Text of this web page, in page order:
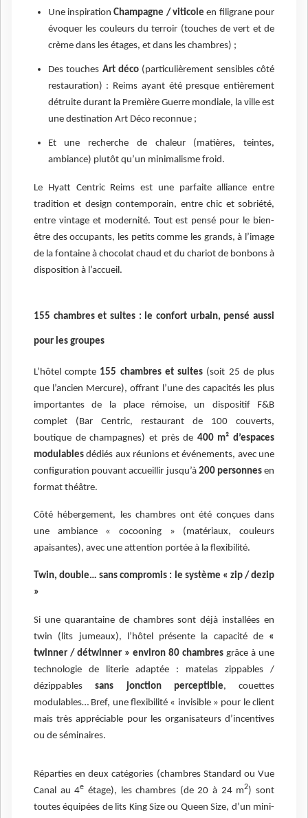
Une inspirationChampagne / viticole en filigrane pour
évoquer les couleurs du terroir (touches de vert et de
crème dans les étages, et dans les chambres) ;
Des touches Art déco(particulièrement sensibles côté
restauration) : Reims ayant été presque entièrement
détruite durant la Première Guerre mondiale, la ville est
une destination Art Déco reconnue ;
Et une recherche de chaleur (matières, teintes,
ambiance) plutôt qu’un minimalisme froid.
Le Hyatt Centric Reims est une parfaite alliance entre
tradition et design contemporain, entre chic et sobriété,
entre vintage et modernité. Tout est pensé pour le bien-
être des occupants, les petits comme les grands, à l’image
de la fontaine à chocolat chaud et du chariot de bonbons à
disposition à l’accueil.
155 chambres et suites : le confort urbain, pensé aussi
pour les groupes
L’hôtel compte 155 chambres et suites (soit 25 de plus
que l’ancien Mercure), offrant l’une des capacités les plus
importantes de la place rémoise, un dispositif F&B
complet (Bar Centric, restaurant de 100 couverts,
boutique de champagnes) et près de 400 m² d’espaces
modulables dédiés aux réunions et événements, avec une
configuration pouvant accueillir jusqu’à 200 personnesen
format théâtre.
Côté hébergement, les chambres ont été conçues dans
une ambiance « cocooning » (matériaux, couleurs
apaisantes), avec une attention portée à la flexibilité.
Twin, double… sans compromis : le système « zip / dezip
»
Si une quarantaine de chambres sont déjà installées en
twin (lits jumeaux), l’hôtel présente la capacité de «
twinner / détwinner » environ 80 chambres grâce à une
technologie de literie adaptée : matelas zippables /
dézippablessans jonction perceptible, couettes
modulables… Bref, une flexibilité « invisible » pour le client
mais très appréciable pour les organisateurs d’incentives
ou de séminaires.
Réparties en deux catégories (chambres Standard ou Vue
Canal au 4e étage), les chambres (de 20 à 24 m2) sont
toutes équipées de lits King Size ou Queen Size, d’un mini-